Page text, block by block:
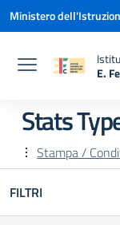
Vai ai contenuti
Vai al menu di
Vai al footer
Ministero
E.
Stats
Stampa /
FILTRI